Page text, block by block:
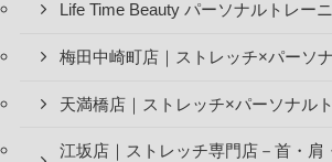
Life Time Beauty パーソナルトレー
梅田中崎町店｜ストレッチ×パーソ
天満橋店｜ストレッチ×パーソナル
江坂店｜ストレッチ専門店－首・肩